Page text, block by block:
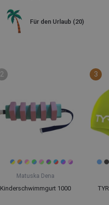
Für den Urlaub (20)
Matuska Dena
Kinderschwimmgurt 1000